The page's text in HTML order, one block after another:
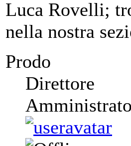
Luca Rovelli;
nella nostra
Prodo
Direttore